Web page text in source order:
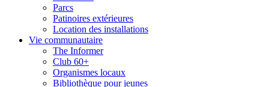
Parcs
Patinoires extérieures
Location des installations
Vie communautaire
The Informer
Club 60+
Organismes locaux
Bibliothèque pour jeunes